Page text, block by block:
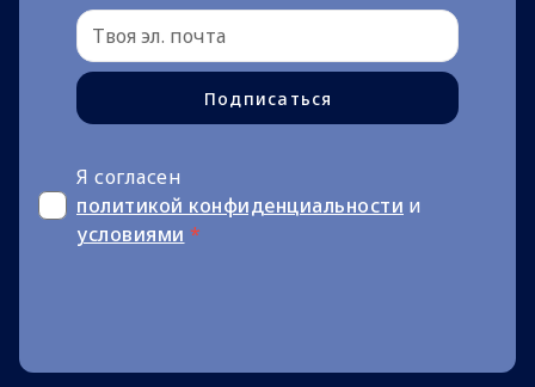
Подписаться
Я согласен
политикой конфиденциальности и
условиями *